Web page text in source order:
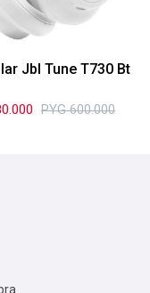
Jbl Tune T730 Bt
PYG 600.000